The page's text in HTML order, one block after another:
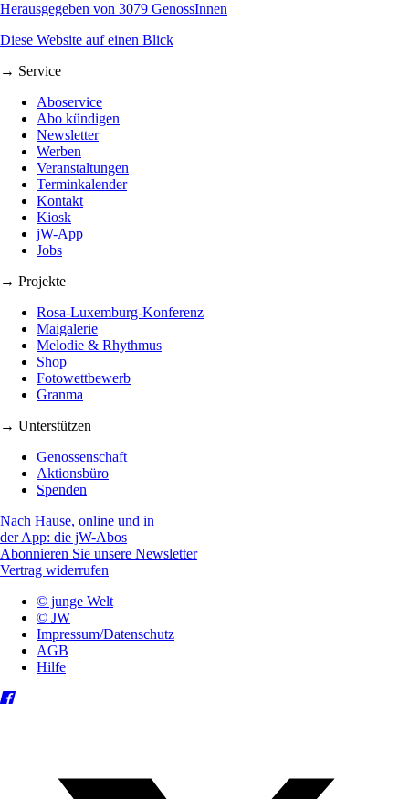
Herausgegeben von 3079 GenossInnen
Diese Website auf einen Blick
→ Service
Aboservice
Abo kündigen
Newsletter
Werben
Veranstaltungen
Terminkalender
Kontakt
Kiosk
jW-App
Jobs
→ Projekte
Rosa-Luxemburg-Konferenz
Maigalerie
Melodie & Rhythmus
Shop
Fotowettbewerb
Granma
→ Unterstützen
Genossenschaft
Aktionsbüro
Spenden
Nach Hause, online und in
der App: die jW-Abos
Abonnieren Sie unsere Newsletter
Vertrag widerrufen
© junge Welt
© JW
Impressum/Datenschutz
AGB
Hilfe